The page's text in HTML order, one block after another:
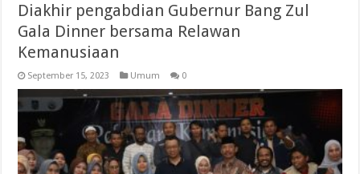
Diakhir pengabdian Gubernur Bang Zul
Gala Dinner bersama Relawan
Kemanusiaan
September 15, 2023 Umum 0